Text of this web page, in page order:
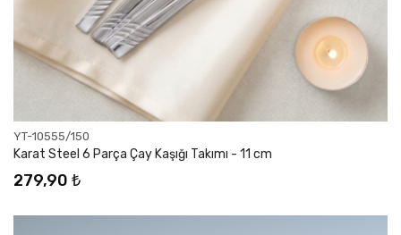
YT-10555/150
Karat Steel 6 Parça Çay Kaşığı Takımı - 11 cm
279,90 ₺